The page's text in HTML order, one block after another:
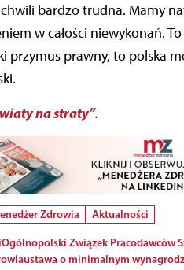
bardzo trudna. Mamy
w całości niewykonań.
przymus prawny, to polska
na straty”.
Zdrowia
Aktualności
Ogólnopolski Związek Pracodawców
ustawa o minimalnym